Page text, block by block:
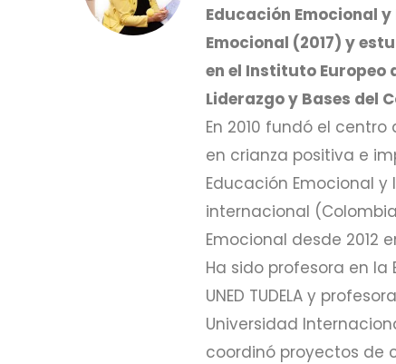
Educación Emocional
Emocional (2017) y
en el Instituto Europeo
Liderazgo y Bases del
En 2010 fundó el
en crianza positiva e
Educación Emocional
internacional
Emocional desde 2012
Ha sido profesora en la
UNED TUDELA y
Universidad
coordinó proyectos de